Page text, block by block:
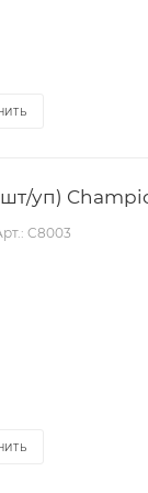
уп)
C8003